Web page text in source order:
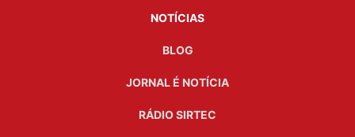
NOTÍCIAS
BLOG
JORNAL É NOTÍCIA
RÁDIO SIRTEC